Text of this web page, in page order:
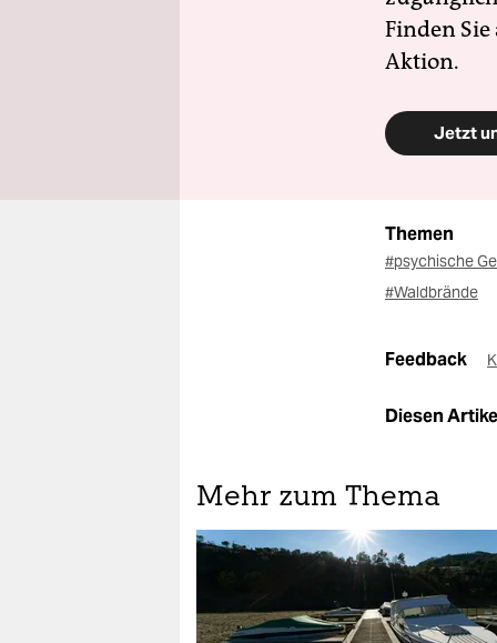
Finden
Aktion.
Jetzt
Themen
#psychische
#Waldbrände
Feedback
Diesen
Mehr zum Thema